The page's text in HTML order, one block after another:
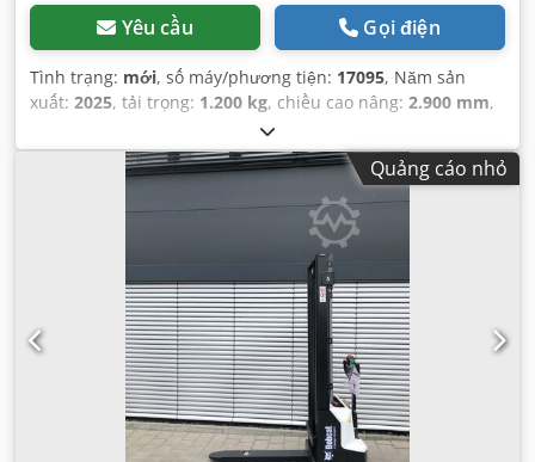
Yêu cầu Gọi điện
Tình trạng: mới, số máy/phương tiện: 17095, Năm sản
xuất: 2025, tải trọng: 1.200 kg, chiều cao nâng: 2.900 mm,
, loại nhiên liệu:
Simplex, chiều cao xây dựng:1.970 mm, điện áp ắc quy:24
, chiều dài càng:1.150 mm, trọng lượng tổng cộng:665
Quảng cáo nhỏ